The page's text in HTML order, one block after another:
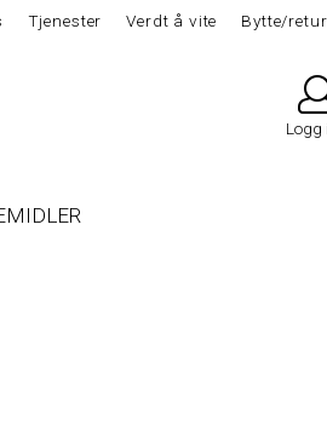
Tjenester Verdt å vite Bytte/
Logg